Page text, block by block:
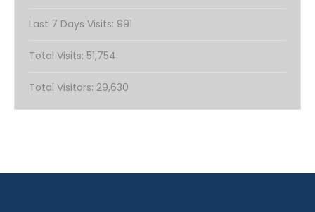
Last 7 Days Visits: 991
Total Visits: 51,754
Total Visitors: 29,630